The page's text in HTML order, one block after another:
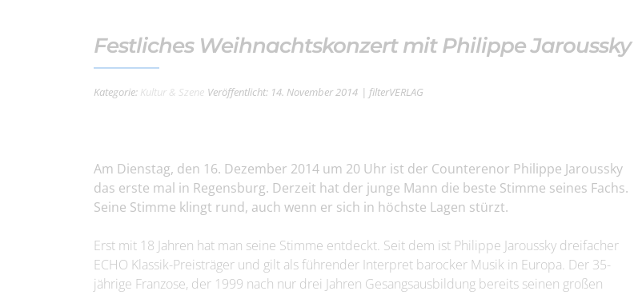
Festliches Weihnachtskonzert mit Philippe Jaroussky
Kategorie: Kultur & Szene Veröffentlicht: 14. November 2014 | filterVERLAG
Am Dienstag, den 16. Dezember 2014 um 20 Uhr ist der Counterenor Philippe Jaroussky
das erste mal in Regensburg. Derzeit hat der junge Mann die beste Stimme seines Fachs.
Seine Stimme klingt rund, auch wenn er sich in höchste Lagen stürzt.
Erst mit 18 Jahren hat man seine Stimme entdeckt. Seit dem ist Philippe Jaroussky dreifacher
ECHO Klassik-Preisträger und gilt als führender Interpret barocker Musik in Europa. Der 35-
jährige Franzose, der 1999 nach nur drei Jahren Gesangsausbildung bereits seinen großen